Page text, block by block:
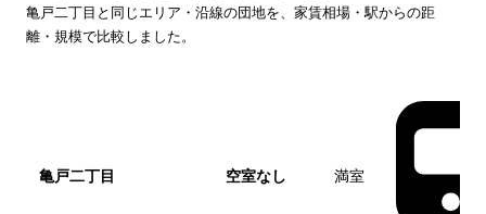
亀戸二丁目 と同じエリア・沿線の団地を、家賃相場・駅からの距
離・規模で比較しました。
亀戸二丁目 空室なし 満室